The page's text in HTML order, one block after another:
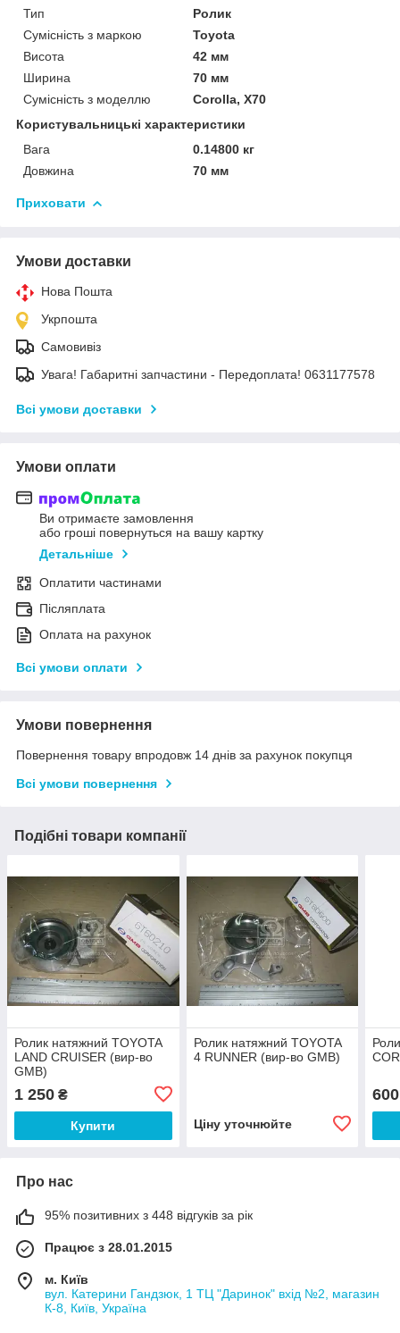
Тип
Ролик
Сумісність з маркою
Toyota
Висота
42 мм
Ширина
70 мм
Сумісність з моделлю
Corolla, X70
Користувальницькі характеристики
Вага
0.14800 кг
Довжина
70 мм
Приховати
Умови доставки
Нова Пошта
Укрпошта
Самовивіз
Увага! Габаритні запчастини - Передоплата! 0631177578
Всі умови доставки
Умови оплати
Ви отримаєте замовлення
або гроші повернуться на вашу картку
Детальніше
Оплатити частинами
Післяплата
Оплата на рахунок
Всі умови оплати
Умови повернення
Повернення товару впродовж 14 днів за рахунок покупця
Всі умови повернення
Подібні товари компанії
Ролик натяжний TOYOTA
LAND CRUISER (вир-во
GMB)
1 250 ₴
Купити
Ролик натяжний TOYOTA
4 RUNNER (вир-во GMB)
Ціну уточнюйте
600
Про нас
95% позитивних з 448 відгуків за рік
Працює з 28.01.2015
м. Київ
вул. Катерини Гандзюк, 1 ТЦ "Даринок" вхід №2, магазин
К-8, Київ, Україна